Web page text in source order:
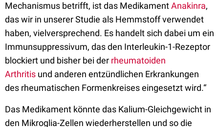
Mechanismus betrifft, ist das MedikamentAnakinra,
das wir in unserer Studie als Hemmstoff verwendet
haben, vielversprechend. Es handelt sich dabei um ein
Immunsuppressivum, das den Interleukin-1-Rezeptor
blockiert und bisher bei der rheumatoiden
Arthritis und anderen entzündlichen Erkrankungen
des rheumatischen Formenkreises eingesetzt wird.“
Das Medikament könnte das Kalium-Gleichgewicht in
den Mikroglia-Zellen wiederherstellen und so die